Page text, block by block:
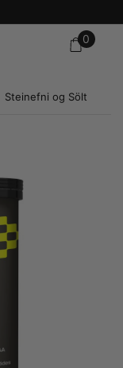
0
Steinefni og Sölt